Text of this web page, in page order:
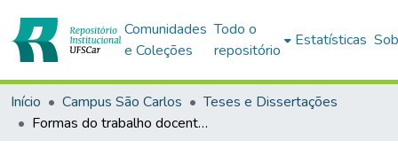
Comunidades
e Coleções
Todo o
repositório
Estatísticas
Início Campus São Carlos
Teses e Dissertações
Formas do trabalho docente em duas escolas especiais de surdos: estudos históricos e de representações sociais